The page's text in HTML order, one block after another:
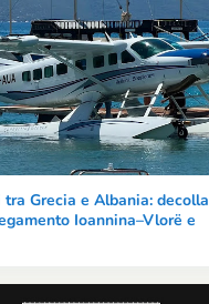
In Albania